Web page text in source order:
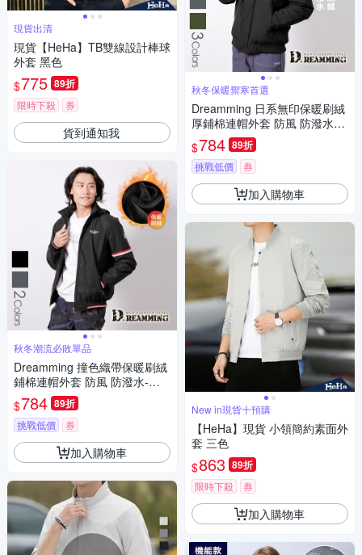
現貨出清
現貨【HeHa】TB雙線設計棒球
外套 黑色
$775 89折
限時下殺 券
貨到通知我
秋冬潮流必敗單品
Dreamming 撞色織帶保暖刷絨
鋪棉連帽外套 防風 防潑水-共
二色
$784 89折
挑戰低價 券
加入購物車
秋冬保暖禦寒首選
Dreamming 日系無印保暖刷絨
厚鋪棉連帽外套 防風 防潑水-
共三色
$784 89折
挑戰低價 券
加入購物車
New in現貨十預購
【HeHa】現貨 小領簡約素面外
套 三色
$863 89折
限時下殺 券
加入購物車